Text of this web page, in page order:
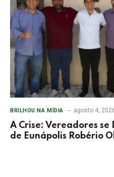
BRILHOU NA MÍDIA agosto 4,
A Crise: Vereadores
de Eunápolis Robério